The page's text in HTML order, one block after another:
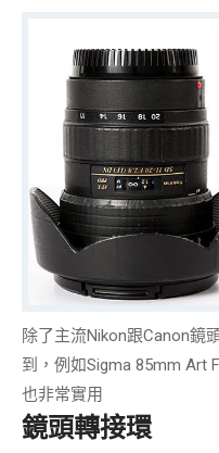
除了主流Nikon跟Canon鏡
到，例如Sigma 85mm Art
也非常實用
鏡頭轉接環